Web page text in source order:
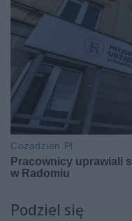
Podziel się